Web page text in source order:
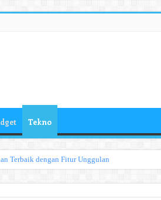
Tekno
Terbaik dengan Fitur Unggulan